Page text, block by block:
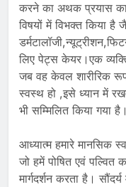
करने का अथक प्रयास का
विषयों में विभक्त किया
लिए पेट्स केयर।एक
जब वह केवल शारीरिक
स्वस्थ हो ,इसे ध्यान में
भी सम्मिलित किया गया है।
आध्यात्म हमारे मानसिक
जो हमें पोषित एवं
मार्गदर्शन करता है।